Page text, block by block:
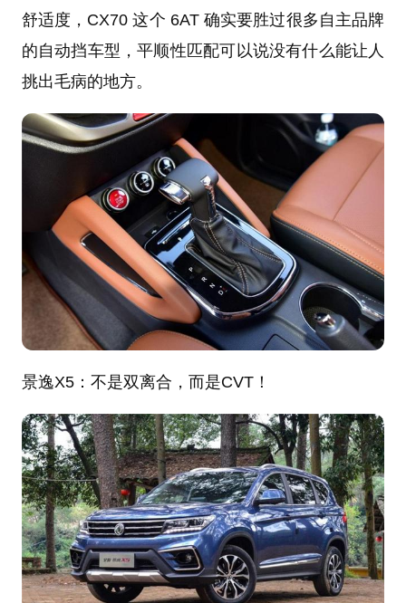
舒适度，CX70 这个 6AT 确实要胜过很多自主品牌
的自动挡车型，平顺性匹配可以说没有什么能让人
挑出毛病的地方。
景逸X5： 不是双离合，而是CVT！